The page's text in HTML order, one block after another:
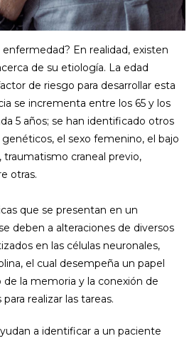
enfermedad? En realidad, existen
de su etiología. La edad
de riesgo para desarrollar esta
se incrementa entre los 65 y los
5 años; se han identificado otros
el sexo femenino, el bajo
craneal previo,
otras.
que se presentan en un
deben a alteraciones de diversos
en las células neuronales,
el cual desempeña un papel
la memoria y la conexión de
realizar las tareas.
a identificar a un paciente